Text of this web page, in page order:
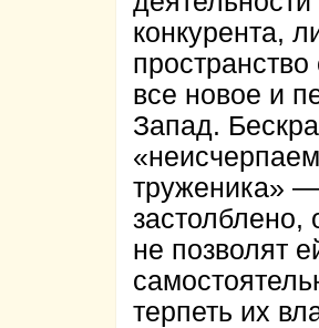
конкурента,
все новое и
Запад.
труженика»
застолблено,
не позволят
терпеть их